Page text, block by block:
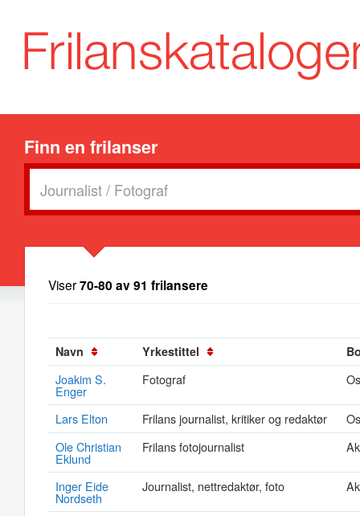
Finn en frilanser
Viser70-80 av 91 frilansere
Navn Yrkestittel
Joakim S.
Enger
Fotograf
Lars Elton Frilans journalist, kritiker og redaktør
Ole Christian
Eklund
Frilans fotojournalist
Inger Eide
Nordseth
Journalist, nettredaktør, foto